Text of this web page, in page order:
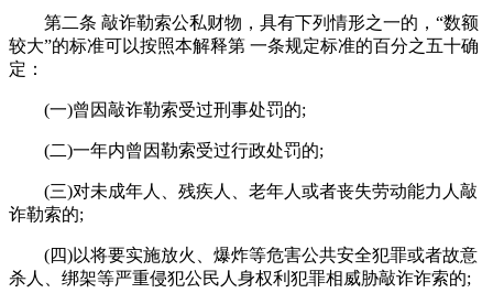
第二条 敲诈勒索公私财物，具有下列情形之一的，“数额
较大”的标准可以按照本解释第 一条规定标准的百分之五十确
定：
(一)曾因敲诈勒索受过刑事处罚的;
(二)一年内曾因勒索受过行政处罚的;
(三)对未成年人、残疾人、老年人或者丧失劳动能力人敲
诈勒索的;
(四)以将要实施放火、爆炸等危害公共安全犯罪或者故意
杀人、绑架等严重侵犯公民人身权利犯罪相威胁敲诈诈索的;